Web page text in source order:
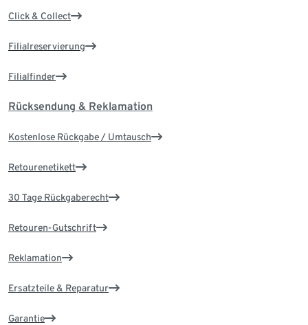
Click & Collect
Filialreservierung
Filialfinder
Rücksendung & Reklamation
Kostenlose Rückgabe / Umtausch
Retourenetikett
30 Tage Rückgaberecht
Retouren-Gutschrift
Reklamation
Ersatzteile & Reparatur
Garantie